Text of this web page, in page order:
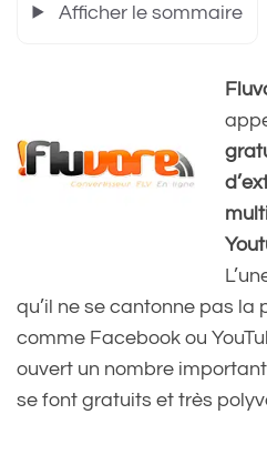
Afficher le sommaire
qu’il ne se cantonne pas la
comme Facebook ou
ouvert un nombre
se font gratuits et très